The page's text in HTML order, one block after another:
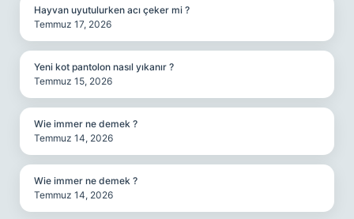
Hayvan uyutulurken acı çeker mi ?
Temmuz 17, 2026
Yeni kot pantolon nasıl yıkanır ?
Temmuz 15, 2026
Wie immer ne demek ?
Temmuz 14, 2026
Wie immer ne demek ?
Temmuz 14, 2026